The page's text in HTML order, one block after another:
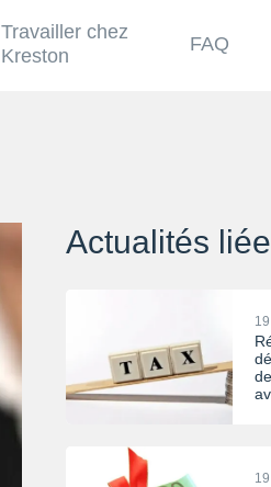
Travailler chez
Kreston
FAQ
Actualités